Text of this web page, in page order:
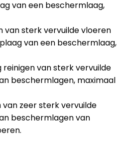
van een beschermlaag,
van sterk vervuilde vloeren
van een beschermlaag,
van sterk vervuilde
beschermlagen, maximaal
zeer sterk vervuilde
beschermlagen van